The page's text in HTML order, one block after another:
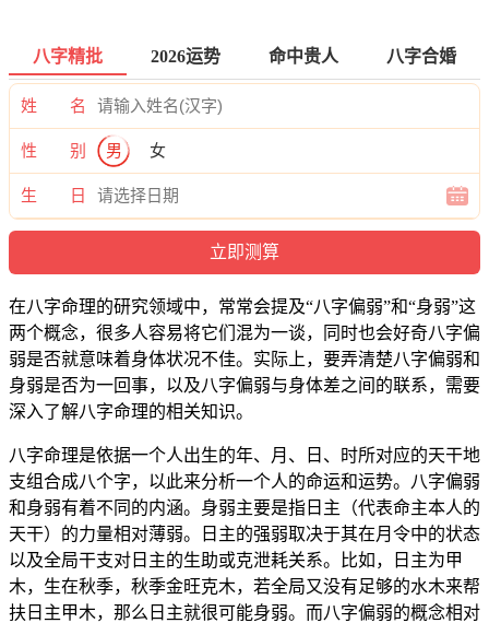
八字精批 2026运势 命中贵人 八字合婚
姓 名
性 别 男 女
生 日
在八字命理的研究领域中，常常会提及“八字偏弱”和“身弱”这
两个概念，很多人容易将它们混为一谈，同时也会好奇八字偏
弱是否就意味着身体状况不佳。实际上，要弄清楚八字偏弱和
身弱是否为一回事，以及八字偏弱与身体差之间的联系，需要
深入了解八字命理的相关知识。
八字命理是依据一个人出生的年、月、日、时所对应的天干地
支组合成八个字，以此来分析一个人的命运和运势。八字偏弱
和身弱有着不同的内涵。身弱主要是指日主（代表命主本人的
天干）的力量相对薄弱。日主的强弱取决于其在月令中的状态
以及全局干支对日主的生助或克泄耗关系。比如，日主为甲
木，生在秋季，秋季金旺克木，若全局又没有足够的水木来帮
扶日主甲木，那么日主就很可能身弱。而八字偏弱的概念相对